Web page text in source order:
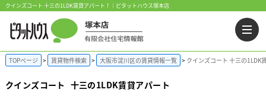
クインズコート 十三の1LDK賃貸アパート！｜ピタットハウス塚本店
TOPページ 賃貸物件検索 大阪市淀川区の賃貸情報一覧 クインズコート 十三の1LDK
クインズコート 十三の1LDK賃貸アパート